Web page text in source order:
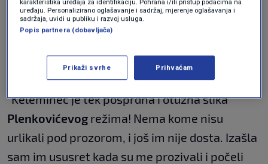
Saborska zastupnicaDalija Oreškovićobjavila
je na Facebooku snimku na kojoj prikazuje
pridružila joj se iKatarina Peović.
"Keleminec je tek posprdna i otužna slika
Plenkovićevog režima! Nema kome nisu
urlikali pod prozorom, i još im nije dosta. Izašla
sam im ususret kada su me prozivali i počeli
karakteristika uređaja za identifikaciju. Pohrana i/ili pristup podacima na
uređaju. Personalizirano oglašavanje i sadržaj, mjerenje oglašavanja i
sadržaja, uvidi u publiku i razvoj usluga.
Popis partnera (dobavljača)
Prikaži svrhe Prihvaćam